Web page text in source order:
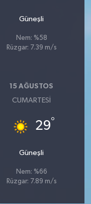
Güneşli
Nem: %58
Rüzgar: 7.39 m/s
15 AĞUSTOS
CUMARTESI
29°
Güneşli
Nem: %66
Rüzgar: 7.89 m/s